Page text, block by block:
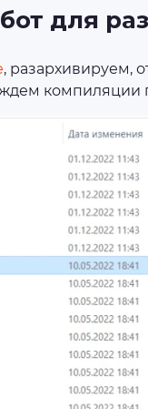
для
, разархивируем,
компиляции